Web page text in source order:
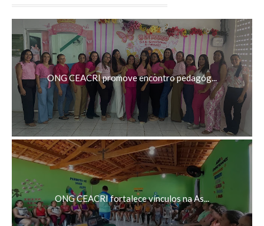
ONG CEACRI promove encontro pedagóg...
ONG CEACRI fortalece vínculos na As...